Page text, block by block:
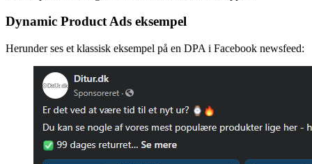
målrette annoncer til de personer, der er mest tilbøjelige til at købe,
baseret på deres tidligere interaktioner med webshoppen.
Dynamic Product Ads eksempel
Herunder ses et klassisk eksempel på en DPA i Facebook newsfeed: